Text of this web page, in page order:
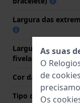
Largura das
Largura da
fivela
Cor da bracelete
Tipo de Fecho
As suas
O
de cookies
Os